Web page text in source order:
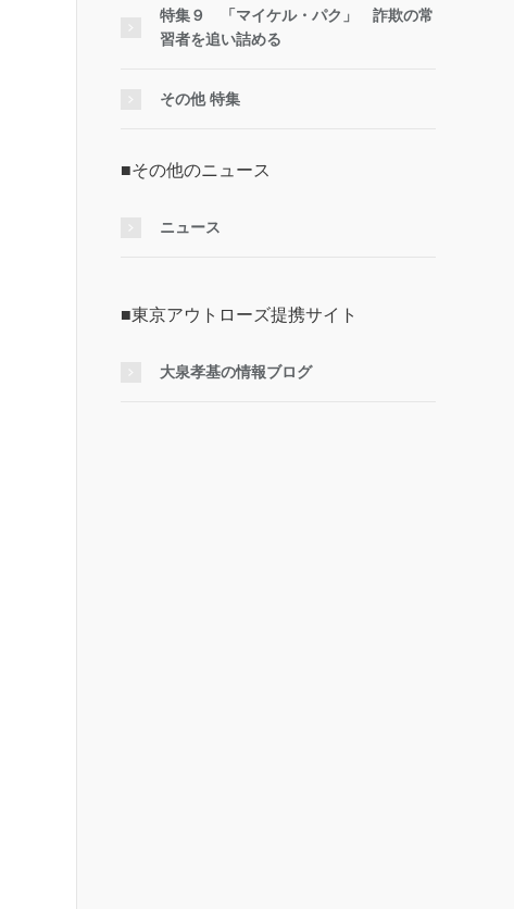
特集９ 「マイケル・パク」 詐欺の常
習者を追い詰める
その他 特集
■その他のニュース
ニュース
■東京アウトローズ提携サイト
大泉孝基の情報ブログ